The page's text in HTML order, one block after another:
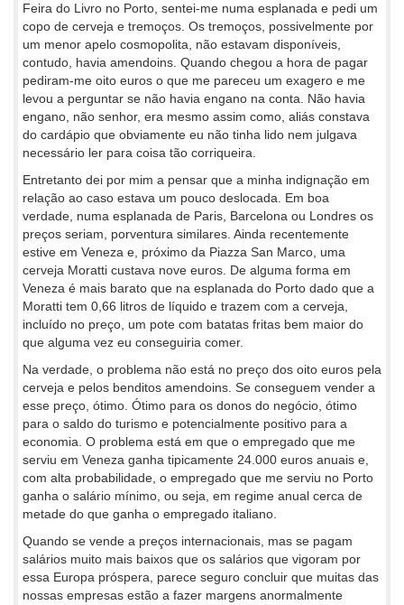
Feira do Livro no Porto, sentei-me numa esplanada e pedi um
copo de cerveja e tremoços. Os tremoços, possivelmente por
um menor apelo cosmopolita, não estavam disponíveis,
contudo, havia amendoins. Quando chegou a hora de pagar
pediram-me oito euros o que me pareceu um exagero e me
levou a perguntar se não havia engano na conta. Não havia
engano, não senhor, era mesmo assim como, aliás constava
do cardápio que obviamente eu não tinha lido nem julgava
necessário ler para coisa tão corriqueira.
Entretanto dei por mim a pensar que a minha indignação em
relação ao caso estava um pouco deslocada. Em boa
verdade, numa esplanada de Paris, Barcelona ou Londres os
preços seriam, porventura similares. Ainda recentemente
estive em Veneza e, próximo da Piazza San Marco, uma
cerveja Moratti custava nove euros. De alguma forma em
Veneza é mais barato que na esplanada do Porto dado que a
Moratti tem 0,66 litros de líquido e trazem com a cerveja,
incluído no preço, um pote com batatas fritas bem maior do
que alguma vez eu conseguiria comer.
Na verdade, o problema não está no preço dos oito euros pela
cerveja e pelos benditos amendoins. Se conseguem vender a
esse preço, ótimo. Ótimo para os donos do negócio, ótimo
para o saldo do turismo e potencialmente positivo para a
economia. O problema está em que o empregado que me
serviu em Veneza ganha tipicamente 24.000 euros anuais e,
com alta probabilidade, o empregado que me serviu no Porto
ganha o salário mínimo, ou seja, em regime anual cerca de
metade do que ganha o empregado italiano.
Quando se vende a preços internacionais, mas se pagam
salários muito mais baixos que os salários que vigoram por
essa Europa próspera, parece seguro concluir que muitas das
nossas empresas estão a fazer margens anormalmente